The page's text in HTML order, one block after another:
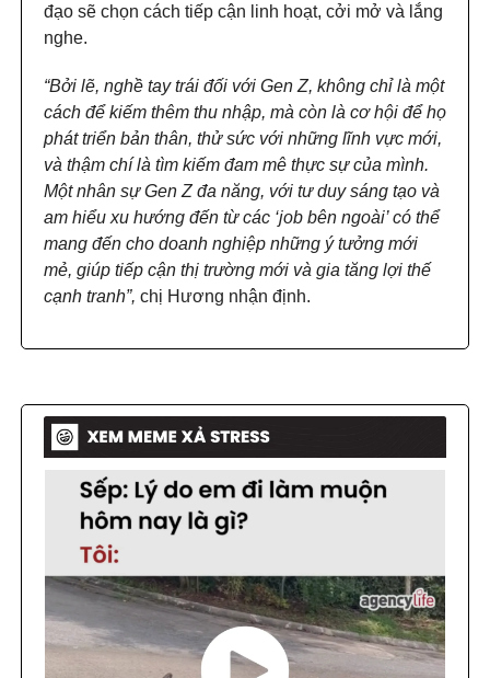
đạo sẽ chọn cách tiếp cận linh hoạt, cởi mở và lắng
nghe.
“Bởi lẽ, nghề tay trái đối với Gen Z, không chỉ là một
cách để kiếm thêm thu nhập, mà còn là cơ hội để họ
phát triển bản thân, thử sức với những lĩnh vực mới,
và thậm chí là tìm kiếm đam mê thực sự của mình.
Một nhân sự Gen Z đa năng, với tư duy sáng tạo và
am hiểu xu hướng đến từ các ‘job bên ngoài’ có thể
mang đến cho doanh nghiệp những ý tưởng mới
mẻ, giúp tiếp cận thị trường mới và gia tăng lợi thế
cạnh tranh”, chị Hương nhận định.